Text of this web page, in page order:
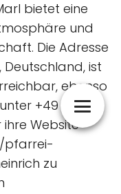
bietet eine
und
Die Adresse
Deutschland, ist
ebenso
+49 2365
Website
pfarrei-
zu